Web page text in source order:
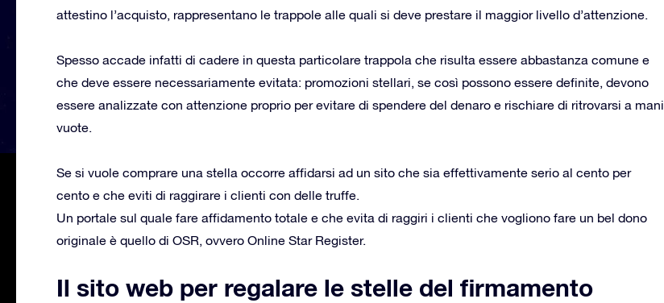
attestino l’acquisto, rappresentano le trappole alle quali si deve prestare il maggior livello d’attenzione.
Spesso accade infatti di cadere in questa particolare trappola che risulta essere abbastanza comune e
che deve essere necessariamente evitata: promozioni stellari, se così possono essere definite, devono
essere analizzate con attenzione proprio per evitare di spendere del denaro e rischiare di ritrovarsi a mani
vuote.
Se si vuole comprare una stella occorre affidarsi ad un sito che sia effettivamente serio al cento per
cento e che eviti di raggirare i clienti con delle truffe.
Un portale sul quale fare affidamento totale e che evita di raggiri i clienti che vogliono fare un bel dono
originale è quello di OSR, ovvero Online Star Register.
Il sito web per regalare le stelle del firmamento